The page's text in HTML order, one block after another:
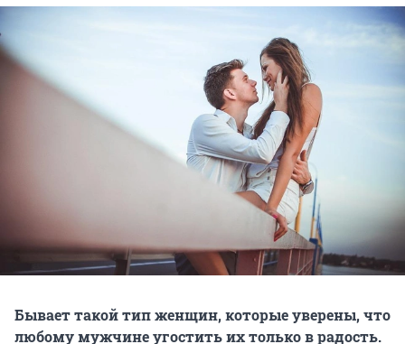
Бывает такой тип женщин, которые уверены, что
любому мужчине угостить их только в радость.